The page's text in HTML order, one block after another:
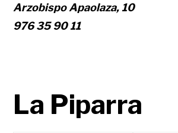
Arzobispo Apaolaza, 10
976 35 90 11
La Piparra